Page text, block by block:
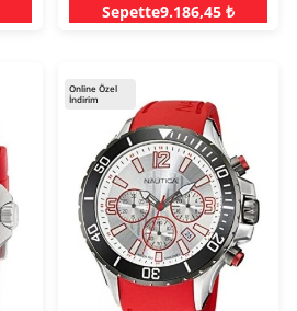
Sepette9.186,45 ₺
Online Özel
İndirim